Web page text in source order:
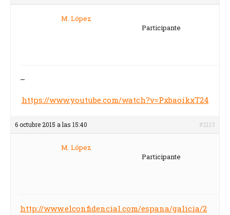
M. López
Participante
–
https://www.youtube.com/watch?v=PxbaoikxT24
6 octubre 2015 a las 15:40 #2113
M. López
Participante
http://www.elconfidencial.com/espana/galicia/2